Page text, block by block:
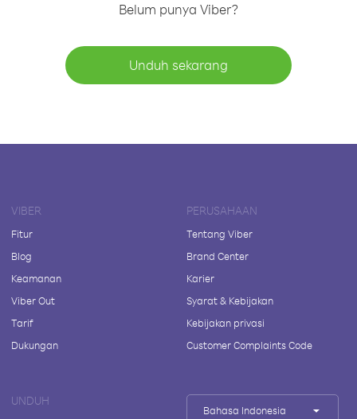
Belum punya Viber?
Unduh sekarang
VIBER
Fitur
Blog
Keamanan
Viber Out
Tarif
Dukungan
PERUSAHAAN
Tentang Viber
Brand Center
Karier
Syarat & Kebijakan
Kebijakan privasi
Customer Complaints Code
UNDUH
Bahasa Indonesia